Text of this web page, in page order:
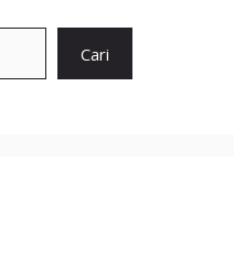
Cari